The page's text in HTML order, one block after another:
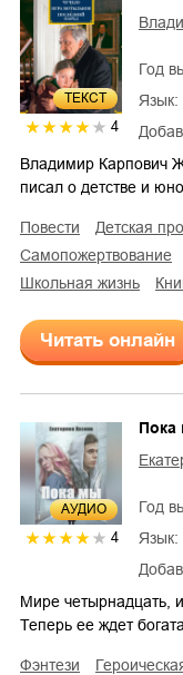
ТЕКСТ
4
Год
Язык:
Владимир Карпович
писал о детстве и
повести детская
самопожертвование
школьная жизнь
Читать онлайн
AУДИО
4
Год
Язык:
Мире четырнадцать,
Теперь ее ждет
фэнтези